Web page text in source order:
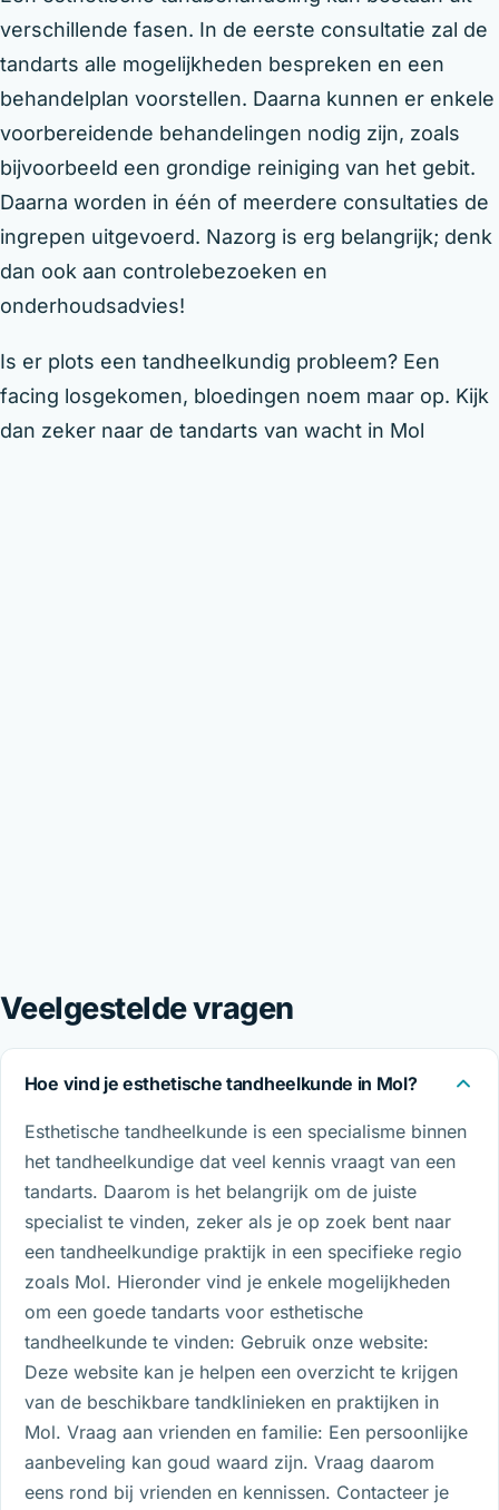
verschillende fasen. In de eerste consultatie zal de
tandarts alle mogelijkheden bespreken en een
behandelplan voorstellen. Daarna kunnen er enkele
voorbereidende behandelingen nodig zijn, zoals
bijvoorbeeld een grondige reiniging van het gebit.
Daarna worden in één of meerdere consultaties de
ingrepen uitgevoerd. Nazorg is erg belangrijk; denk
dan ook aan controlebezoeken en
onderhoudsadvies!
Is er plots een tandheelkundig probleem? Een
facing losgekomen, bloedingen noem maar op. Kijk
dan zeker naar de tandarts van wacht in Mol
Veelgestelde vragen
Hoe vind je esthetische tandheelkunde in Mol?
Esthetische tandheelkunde is een specialisme binnen
het tandheelkundige dat veel kennis vraagt van een
tandarts. Daarom is het belangrijk om de juiste
specialist te vinden, zeker als je op zoek bent naar
een tandheelkundige praktijk in een specifieke regio
zoals Mol. Hieronder vind je enkele mogelijkheden
om een goede tandarts voor esthetische
tandheelkunde te vinden: Gebruik onze website:
Deze website kan je helpen een overzicht te krijgen
van de beschikbare tandklinieken en praktijken in
Mol. Vraag aan vrienden en familie: Een persoonlijke
aanbeveling kan goud waard zijn. Vraag daarom
eens rond bij vrienden en kennissen. Contacteer je